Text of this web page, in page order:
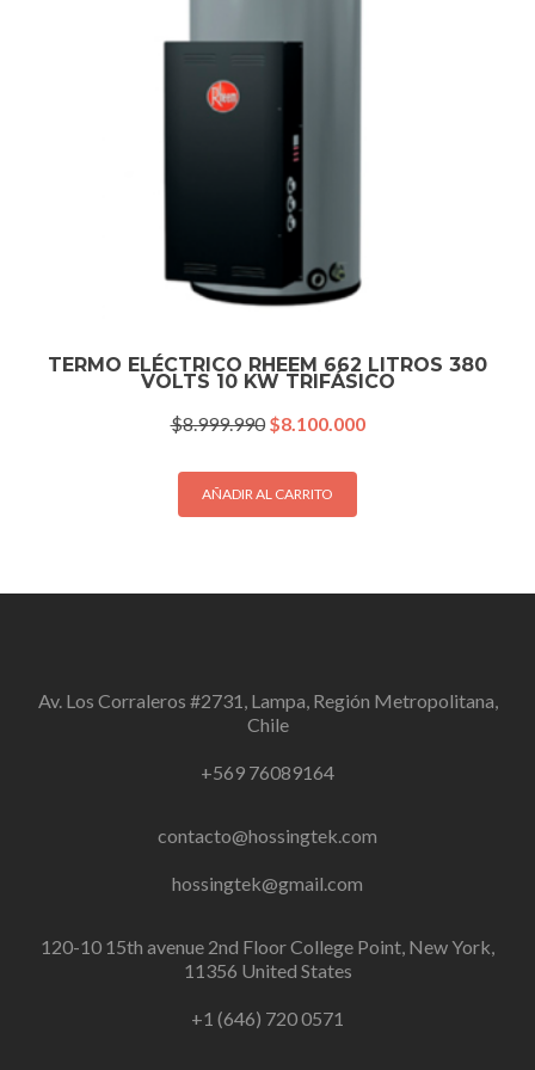
TERMO ELÉCTRICO RHEEM 662 LITROS 380
VOLTS 10 KW TRIFÁSICO
$8.999.990 El
original
era:
$8.999.990.
$8.100.000El
AÑADIR AL CARRITO
Av. Los Corraleros #2731, Lampa, Región Metropolitana,
Chile
+569 76089164
contacto@hossingtek.com
hossingtek@gmail.com
120-10 15th avenue 2nd Floor College Point, New York,
11356 United States
+1 (646) 720 0571